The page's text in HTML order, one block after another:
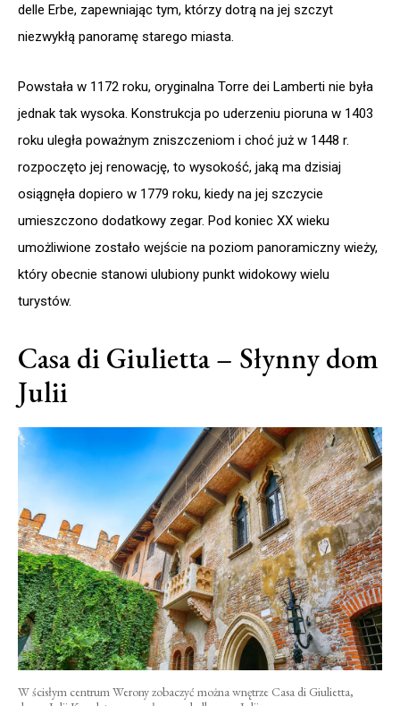
delle Erbe, zapewniając tym, którzy dotrą na jej szczyt
niezwykłą panoramę starego miasta.
Powstała w 1172 roku, oryginalna Torre dei Lamberti nie była
jednak tak wysoka. Konstrukcja po uderzeniu pioruna w 1403
roku uległa poważnym zniszczeniom i choć już w 1448 r.
rozpoczęto jej renowację, to wysokość, jaką ma dzisiaj
osiągnęła dopiero w 1779 roku, kiedy na jej szczycie
umieszczono dodatkowy zegar. Pod koniec XX wieku
umożliwione zostało wejście na poziom panoramiczny wieży,
który obecnie stanowi ulubiony punkt widokowy wielu
turystów.
Casa di Giulietta – Słynny dom
Julii
W ścisłym centrum Werony zobaczyć można wnętrze Casa di Giulietta,